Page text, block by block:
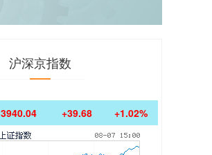
沪深京指数
3940.04 +39.68 +1.02%